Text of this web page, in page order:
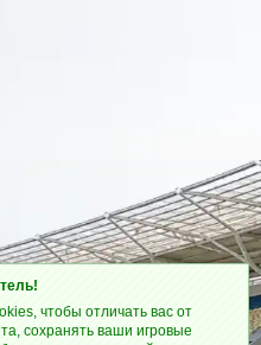
чтобы отличать вас от
сохранять ваши игровые